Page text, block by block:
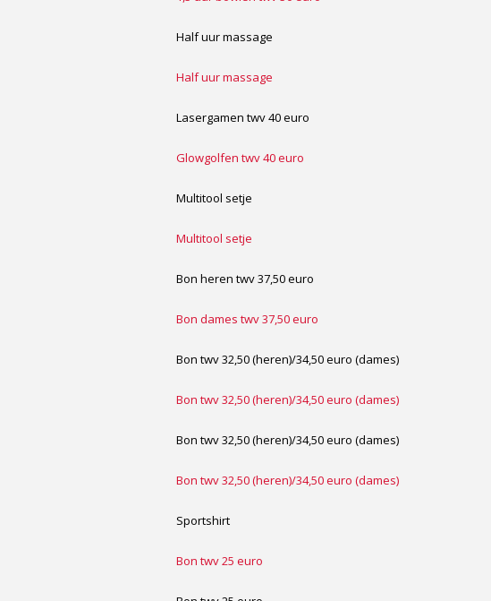
Half uur massage
Half uur massage
Lasergamen twv 40 euro
Glowgolfen twv 40 euro
Multitool setje
Multitool setje
Bon heren twv 37,50 euro
Bon dames twv 37,50 euro
Bon twv 32,50 (heren)/34,50 euro (dames)
Bon twv 32,50 (heren)/34,50 euro (dames)
Bon twv 32,50 (heren)/34,50 euro (dames)
Bon twv 32,50 (heren)/34,50 euro (dames)
Sportshirt
Bon twv 25 euro